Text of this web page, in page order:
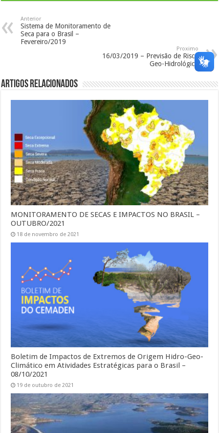
Anterior
Sistema de Monitoramento de
Seca para o Brasil –
Fevereiro/2019
Proximo
16/03/2019 – Previsão de Risco
Geo-Hidrológico
Artigos Relacionados
MONITORAMENTO DE SECAS E IMPACTOS NO BRASIL –
OUTUBRO/2021
18 de novembro de 2021
Boletim de Impactos de Extremos de Origem Hidro-Geo-
Climático em Atividades Estratégicas para o Brasil –
08/10/2021
19 de outubro de 2021